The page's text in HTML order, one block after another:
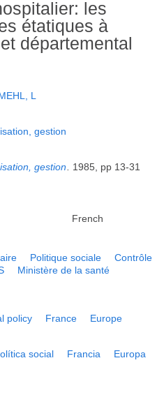
les
étatiques à
départemental
L
gestion
gestion 1985, pp 13-31
French
Politique sociale
Contrôle
Ministère de la santé
policy France Europe
social Francia Europa